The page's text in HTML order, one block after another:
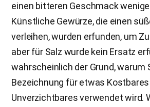
einen bitteren Geschmack
Künstliche Gewürze, die einen
verleihen, wurden erfunden, um
aber für Salz wurde kein Ersatz
wahrscheinlich der Grund, warum
Bezeichnung für etwas Kostbares
Unverzichtbares verwendet wird.